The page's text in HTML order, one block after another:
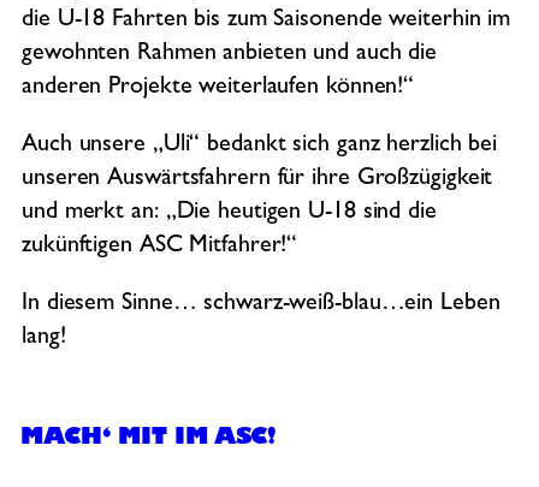
die U-18 Fahrten bis zum Saisonende weiterhin im
gewohnten Rahmen anbieten und auch die
anderen Projekte weiterlaufen können!“
Auch unsere „Uli“ bedankt sich ganz herzlich bei
unseren Auswärtsfahrern für ihre Großzügigkeit
und merkt an: „Die heutigen U-18 sind die
zukünftigen ASC Mitfahrer!“
In diesem Sinne… schwarz-weiß-blau…ein Leben
lang!
MACH‘ MIT IM ASC!